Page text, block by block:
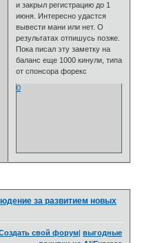
и закрыл регистрацию до 1
июня. Интересно удастся
вывести мани или нет. О
результатах отпишусь позже.
Пока писал эту заметку на
баланс еще 1000 кинули, типа
от спонсора форекс
0
за развитием новых
свой форум| выгодные